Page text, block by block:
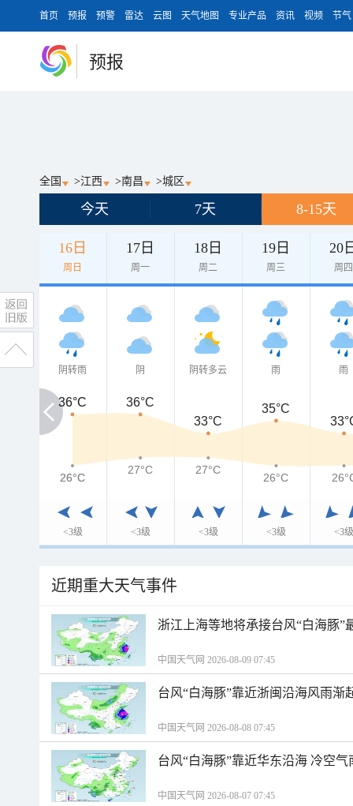
首页 预报 预警 雷达 云图 天气地图 专业产品 资讯 视频 节气
预报
全国 >江西 >南昌 >城区
今天 7天 8-15天
16日
周日
17日
周一
18日
周二
19日
周三
20
周四
阴转雨
<3级
阴
<3级
阴转多云
<3级
雨
<3级
雨
<3级
36°C
36°C
36°C
33°C
35°C
26°C
26°C
27°C 27°C
26°C
近期重大天气事件
浙江上海等地将承接台风“白海豚”
中国天气网 2026-08-09 07:45
台风“白海豚”靠近浙闽沿海风雨渐
中国天气网 2026-08-08 07:45
台风“白海豚”靠近华东沿海 冷空
中国天气网 2026-08-07 07:45